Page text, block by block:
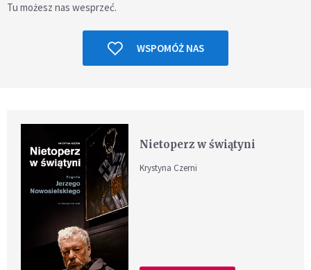
Tu możesz nas wesprzeć.
WSPOMÓŻ NAS
Nietoperz w świątyni
Krystyna Czerni